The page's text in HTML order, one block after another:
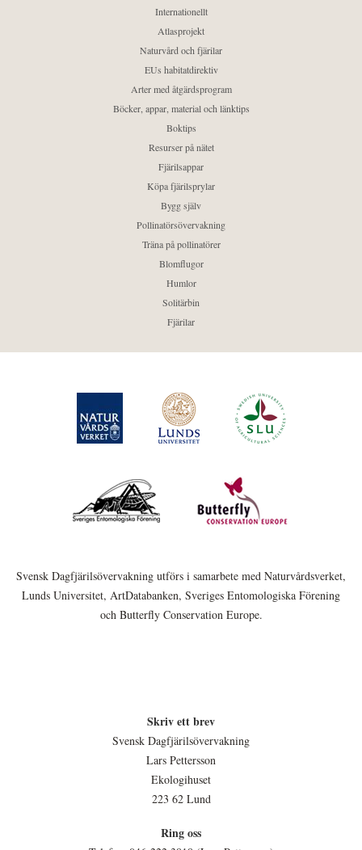
Internationellt
Atlasprojekt
Naturvård och fjärilar
EUs habitatdirektiv
Arter med åtgärdsprogram
Böcker, appar, material och länktips
Boktips
Resurser på nätet
Fjärilsappar
Köpa fjärilsprylar
Bygg själv
Pollinatörsövervakning
Träna på pollinatörer
Blomflugor
Humlor
Solitärbin
Fjärilar
Svensk Dagfjärilsövervakning utförs i samarbete med Naturvårdsverket,
Lunds Universitet, ArtDatabanken, Sveriges Entomologiska Förening
och Butterfly Conservation Europe.
Skriv ett brev
Svensk Dagfjärilsövervakning
Lars Pettersson
Ekologihuset
223 62 Lund
Ring oss